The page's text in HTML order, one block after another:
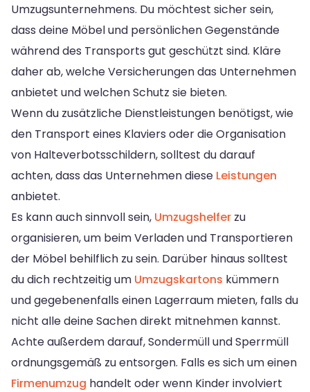
Umzugsunternehmens. Du möchtest sicher sein,
dass deine Möbel und persönlichen Gegenstände
während des Transports gut geschützt sind. Kläre
daher ab, welche Versicherungen das Unternehmen
anbietet und welchen Schutz sie bieten.
Wenn du zusätzliche Dienstleistungen benötigst, wie
den Transport eines Klaviers oder die Organisation
von Halteverbotsschildern, solltest du darauf
achten, dass das Unternehmen diese Leistungen
anbietet.
Es kann auch sinnvoll sein, Umzugshelfer zu
organisieren, um beim Verladen und Transportieren
der Möbel behilflich zu sein. Darüber hinaus solltest
du dich rechtzeitig um Umzugskartons kümmern
und gegebenenfalls einen Lagerraum mieten, falls du
nicht alle deine Sachen direkt mitnehmen kannst.
Achte außerdem darauf, Sondermüll und Sperrmüll
ordnungsgemäß zu entsorgen. Falls es sich um einen
Firmenumzug handelt oder wenn Kinder involviert